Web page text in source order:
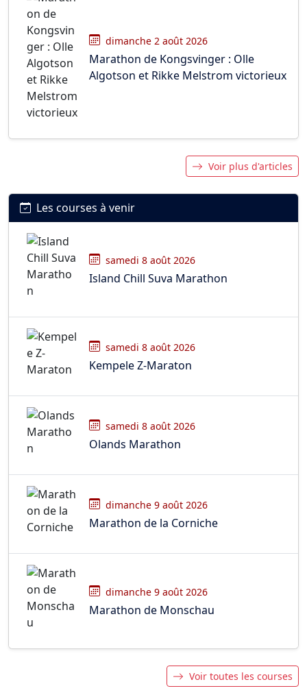
dimanche 2 août 2026
Marathon de Kongsvinger : Olle
Algotson et Rikke Melstrom victorieux
Voir plus d'articles
Les courses à venir
samedi 8 août 2026
Island Chill Suva Marathon
samedi 8 août 2026
Kempele Z-Maraton
samedi 8 août 2026
Olands Marathon
dimanche 9 août 2026
Marathon de la Corniche
dimanche 9 août 2026
Marathon de Monschau
Voir toutes les courses